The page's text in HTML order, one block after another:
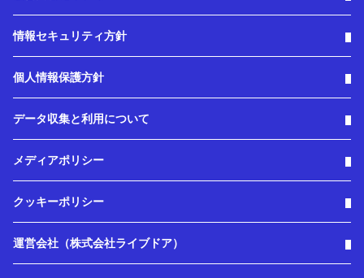
情報セキュリティ方針
個人情報保護方針
データ収集と利用について
メディアポリシー
クッキーポリシー
運営会社（株式会社ライブドア）